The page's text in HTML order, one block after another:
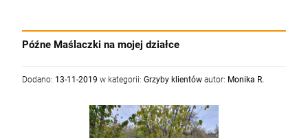
Późne Maślaczki na mojej działce
Dodano: 13-11-2019 w kategorii: Grzyby klientów autor: Monika R.